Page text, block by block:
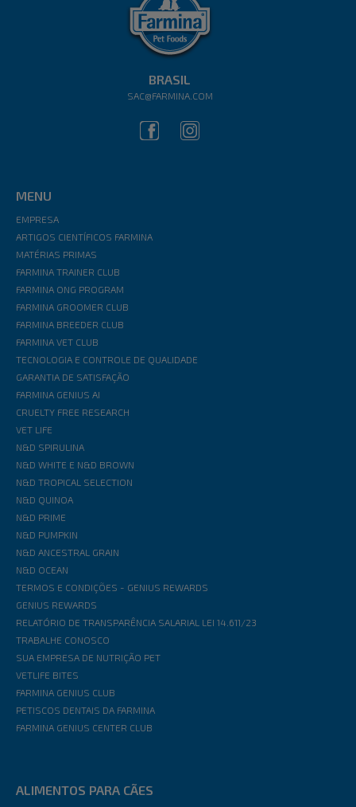
BRASIL
SAC@FARMINA.COM
MENU
EMPRESA
ARTIGOS CIENTÍFICOS FARMINA
MATÉRIAS PRIMAS
FARMINA TRAINER CLUB
FARMINA ONG PROGRAM
FARMINA GROOMER CLUB
FARMINA BREEDER CLUB
FARMINA VET CLUB
TECNOLOGIA E CONTROLE DE QUALIDADE
GARANTIA DE SATISFAÇÃO
FARMINA GENIUS AI
CRUELTY FREE RESEARCH
VET LIFE
N&D SPIRULINA
N&D WHITE E N&D BROWN
N&D TROPICAL SELECTION
N&D QUINOA
N&D PRIME
N&D PUMPKIN
N&D ANCESTRAL GRAIN
N&D OCEAN
TERMOS E CONDIÇÕES - GENIUS REWARDS
GENIUS REWARDS
RELATÓRIO DE TRANSPARÊNCIA SALARIAL LEI 14.611/23
TRABALHE CONOSCO
SUA EMPRESA DE NUTRIÇÃO PET
VETLIFE BITES
FARMINA GENIUS CLUB
PETISCOS DENTAIS DA FARMINA
FARMINA GENIUS CENTER CLUB
ALIMENTOS PARA CÃES